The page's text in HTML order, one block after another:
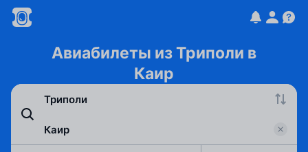
Авиабилеты из Триполи в
Каир